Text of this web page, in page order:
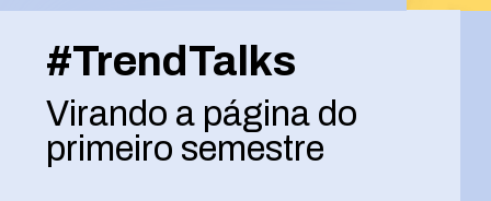
#TrendTalks
Virando a página do
primeiro semestre